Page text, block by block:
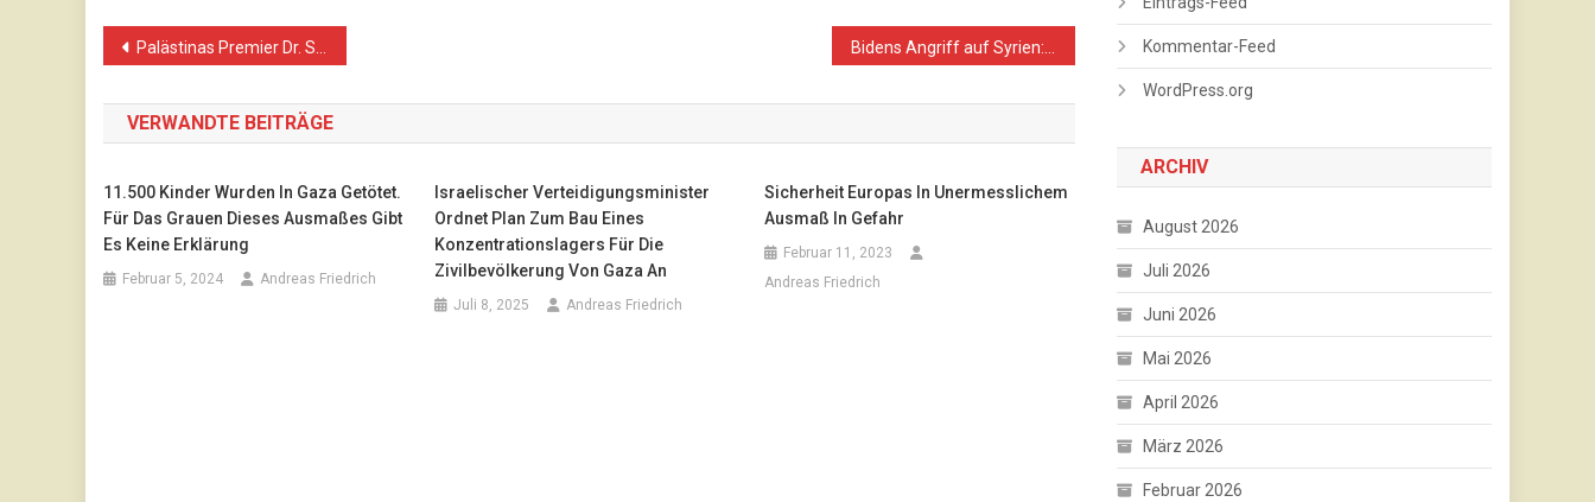
Beitragsnavigation
Palästinas Premier Dr. Shtayyeh: „Während wir uns für den Frieden einsetzen, zerstört Israel ihn“
VERWANDTE BEITRÄGE
11.500 Kinder Wurden In Gaza Getötet.
Für Das Grauen Dieses Ausmaßes Gibt
Es Keine Erklärung
Februar 5, 2024 Andreas Friedrich
Israelischer Verteidigungsminister
Ordnet Plan Zum Bau Eines
Konzentrationslagers Für Die
Zivilbevölkerung Von Gaza An
Juli 8, 2025 Andreas Friedrich
Sicherheit Europas In Unermesslichem
Ausmaß In Gefahr
Februar 11, 2023
Andreas Friedrich
Kommentar-Feed
WordPress.org
ARCHIV
August 2026
Juli 2026
Juni 2026
Mai 2026
April 2026
März 2026
Februar 2026